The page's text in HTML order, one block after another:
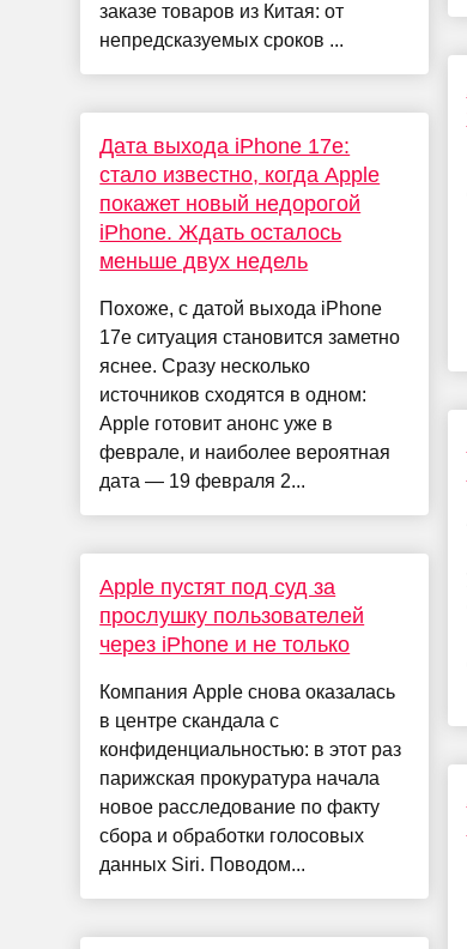
заказе товаров из Китая: от
непредсказуемых сроков ...
Дата выхода iPhone 17e:
стало известно, когда Apple
покажет новый недорогой
iPhone. Ждать осталось
меньше двух недель
Похоже, с датой выхода iPhone
17e ситуация становится заметно
яснее. Сразу несколько
источников сходятся в одном:
Apple готовит анонс уже в
феврале, и наиболее вероятная
дата — 19 февраля 2...
Apple пустят под суд за
прослушку пользователей
через iPhone и не только
Компания Apple снова оказалась
в центре скандала с
конфиденциальностью: в этот раз
парижская прокуратура начала
новое расследование по факту
сбора и обработки голосовых
данных Siri. Поводом...